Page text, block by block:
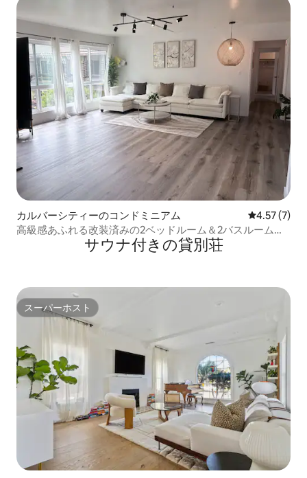
カルバーシティーのコンドミニアム レビュー7
4.57 (7)
高級感あふれる改装済みの2ベッドルーム＆2バスルーム、
サウナ付きの貸別荘
スーパーホスト
スーパーホスト